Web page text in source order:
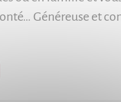
Généreuse et